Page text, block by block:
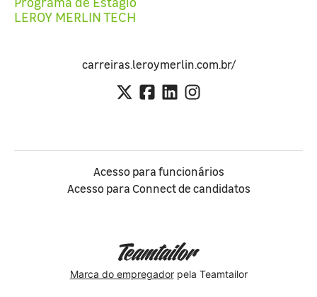
LEROY MERLIN TECH
carreiras.leroymerlin.com.br/
Acesso para funcionários
Acesso para Connect de candidatos
Marca do empregadorpela Teamtailor